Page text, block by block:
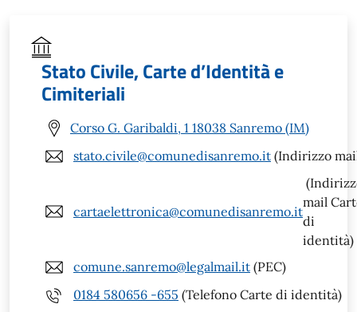
Stato Civile, Carte d’Identità e
Cimiteriali
Corso G. Garibaldi, 1 18038 Sanremo (IM)
stato.civile@comunedisanremo.it (Indirizzo
cartaelettronica@comunedisanremo.it
mail
di
identità)
comune.sanremo@legalmail.it (PEC)
0184 580656 -655 (Telefono Carte di identità)